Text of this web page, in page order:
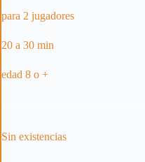
para 2 jugadores
20 a 30 min
edad 8 o +
Sin existencias